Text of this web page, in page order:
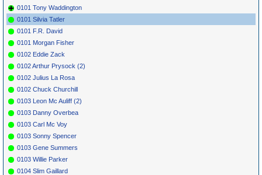
0101 Tony Waddington
0101 Silvia Tatler
0101 F.R. David
0101 Morgan Fisher
0102 Eddie Zack
0102 Arthur Prysock (2)
0102 Julius La Rosa
0102 Chuck Churchill
0103 Leon Mc Auliff (2)
0103 Danny Overbea
0103 Carl Mc Voy
0103 Sonny Spencer
0103 Gene Summers
0103 Willie Parker
0104 Slim Gaillard